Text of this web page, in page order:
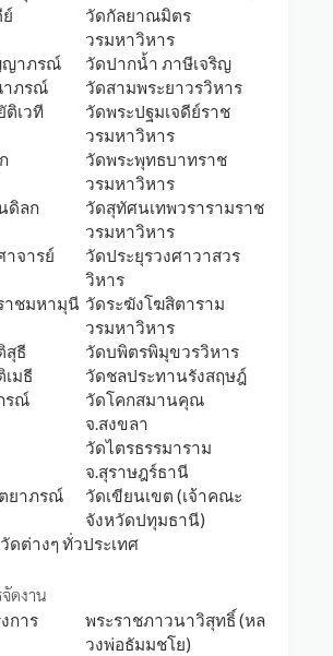
วัดกัลยาณมิตร
วรมหาวิหาร
ญาภรณ์
วัดปากน้ำ ภาษีเจริญ
าภรณ์
วัดสามพระยาวรวิหาร
ติเวที
วัดพระปฐมเจดีย์ราช
วรมหาวิหาร
วัดพระพุทธบาทราช
วรมหาวิหาร
ดิลก
วัดสุทัศนเทพวรารามราช
วรมหาวิหาร
าจารย์
วัดประยุรวงศาวาสวร
วิหาร
าชมหามุนี วัดระฆังโฆสิตาราม
วรมหาวิหาร
สุธี
วัดบพิตรพิมุขวรวิหาร
เมธี
วัดชลประทานรังสฤษฎ์
รณ์
วัดโคกสมานคุณ
จ.สงขลา
วัดไตรธรรมาราม
จ.สุราษฎร์ธานี
ยาภรณ์
วัดเขียนเขต (เจ้าคณะ
จังหวัดปทุมธานี)
ดต่างๆ ทั่วประเทศ
ดงาน
การ
พระราชภาวนาวิสุทธิ์ (หล
วงพ่อธัมมชโย)